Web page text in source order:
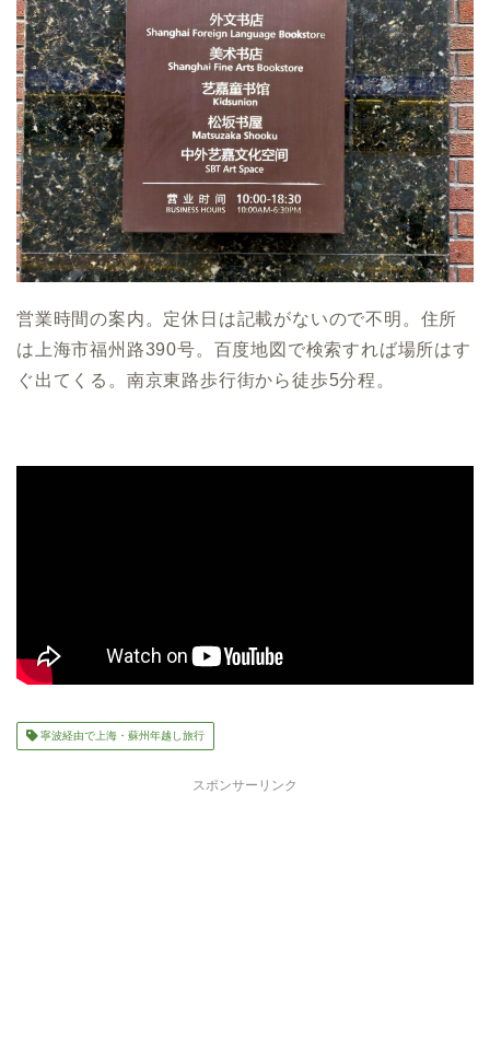
営業時間の案内。定休日は記載がないので不明。住所
は上海市福州路390号。百度地図で検索すれば場所はす
ぐ出てくる。南京東路歩行街から徒歩5分程。
寧波経由で上海・蘇州年越し旅行
スポンサーリンク